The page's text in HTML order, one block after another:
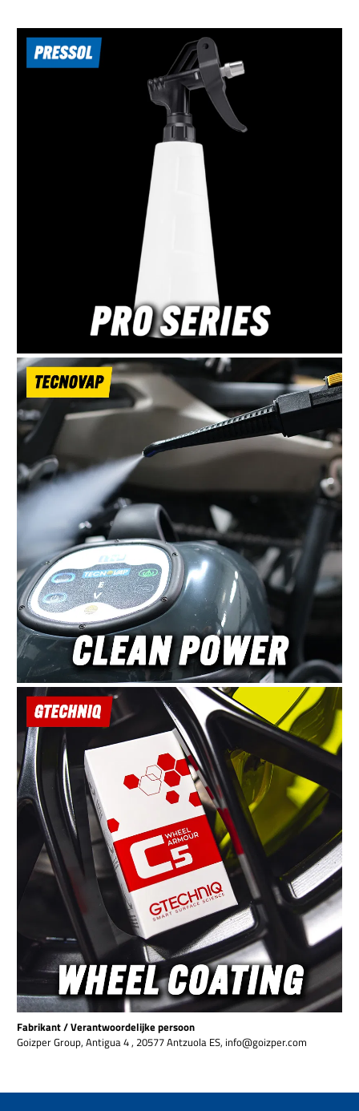
Fabrikant / Verantwoordelijke persoon
Goizper Group, Antigua 4 , 20577 Antzuola ES, info@goizper.com